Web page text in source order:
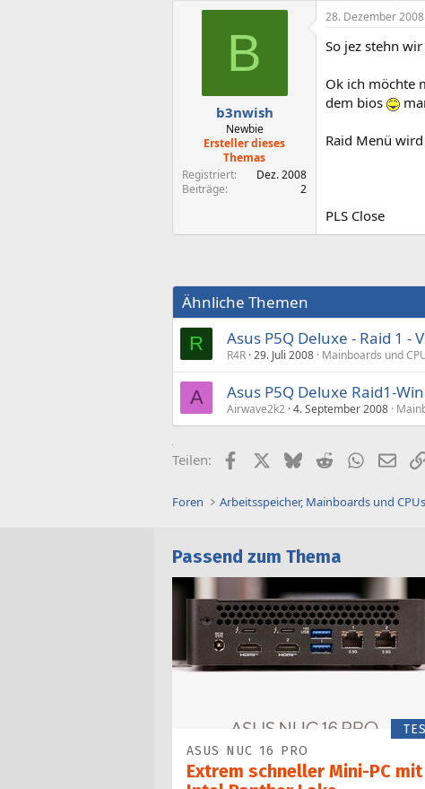
B
b3nwish
Newbie
Ersteller dieses
Themas
Registriert
Dez. 2008
Beiträge
2
28. Dezember 2008
So jez stehn
Ok ich möchte
dem bios
Raid Menü
PLS Close
Ähnliche Themen
R Asus P5Q Deluxe - Raid 1 -
R4R 29. Juli 2008 Mainboards und
A Asus P5Q Deluxe Raid1-
Airwave2k2 4. September 2008
Teilen: FacebookX (Twitter)
BlueskyReddit E-
Foren Arbeitsspeicher, Mainboards und CPUs
Passend zum Thema
ASUS NUC 16 PRO
Extrem schneller Mini-PC mit